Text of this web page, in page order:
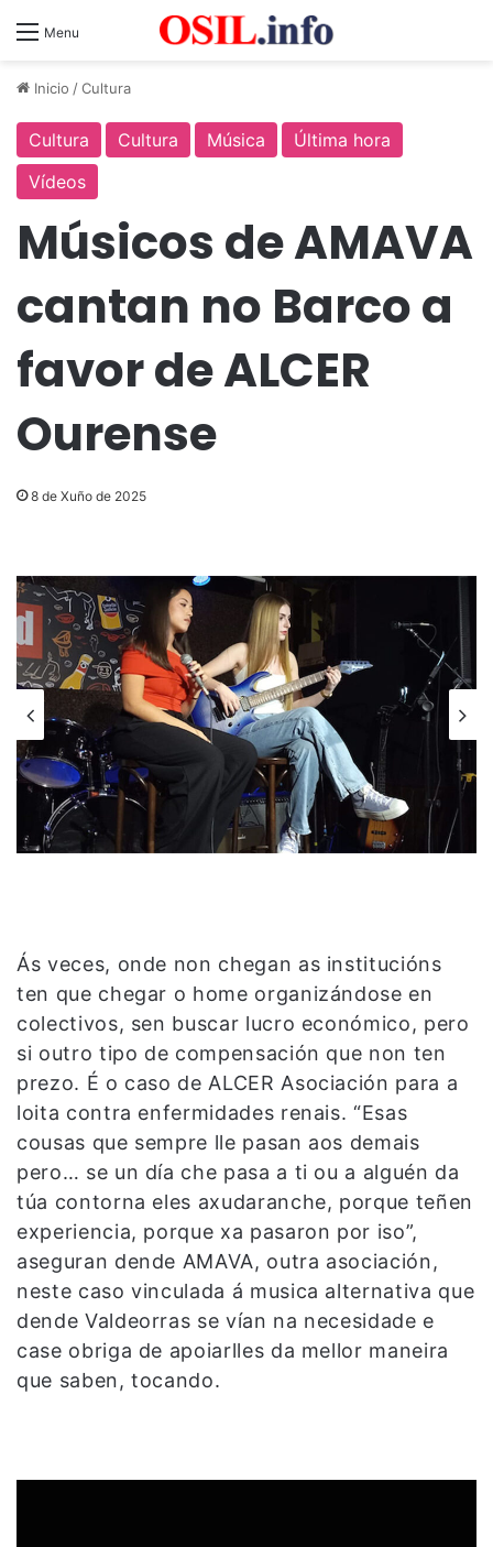
Menu
Inicio /Cultura
Cultura Cultura Música
Última hora
Vídeos
Músicos de AMAVA
cantan no Barco a
favor de ALCER
Ourense
8 de Xuño de 2025
Ás veces, onde non chegan as institucións
ten que chegar o home organizándose en
colectivos, sen buscar lucro económico, pero
si outro tipo de compensación que non ten
prezo. É o caso de ALCER Asociación para a
loita contra enfermidades renais. “Esas
cousas que sempre lle pasan aos demais
pero… se un día che pasa a ti ou a alguén da
túa contorna eles axudaranche, porque teñen
experiencia, porque xa pasaron por iso”,
aseguran dende AMAVA, outra asociación,
neste caso vinculada á musica alternativa que
dende Valdeorras se vían na necesidade e
case obriga de apoiarlles da mellor maneira
que saben, tocando.